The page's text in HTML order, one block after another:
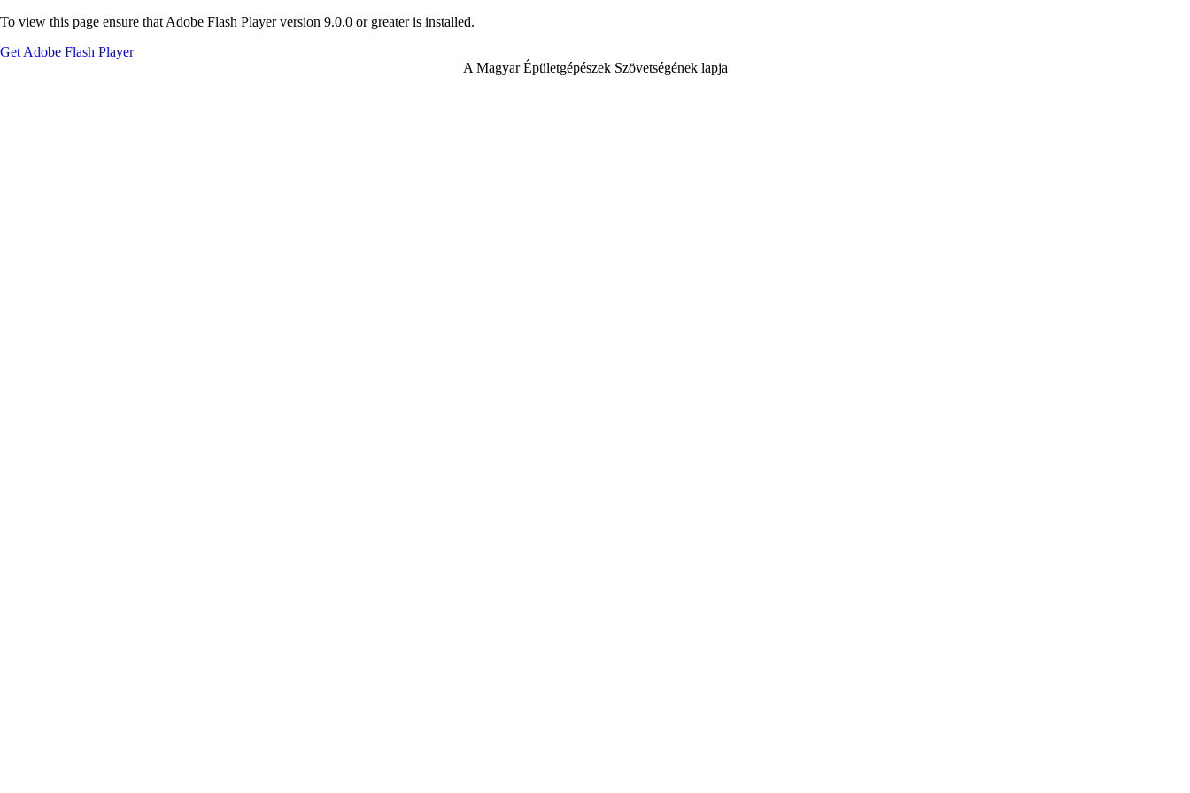
To view this page ensure that Adobe Flash Player version 9.0.0 or greater is installed.
Get Adobe Flash Player
A Magyar Épületgépészek Szövetségének lapja